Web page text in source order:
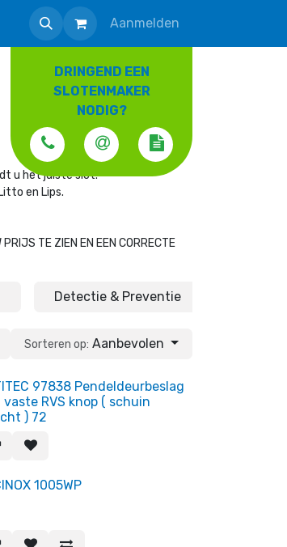
Aanmelden
DRINGEND EEN
SLOTENMAKER
NODIG?
u het juiste slot.
en Lips.
PRIJS TE ZIEN EN EEN CORRECTE
Detectie & Preventie
Sorteren op: Aanbevolen
97838 Pendeldeurbeslag
vaste RVS knop ( schuin
) 72
1005WP